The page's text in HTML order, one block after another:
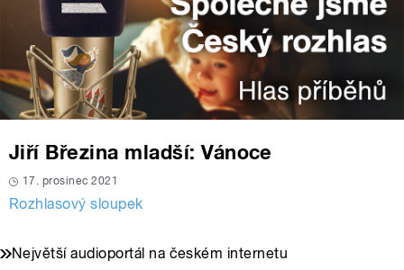
Jiří Březina mladší: Vánoce
17. prosinec 2021
Rozhlasový sloupek
Největší audioportál na českém internetu